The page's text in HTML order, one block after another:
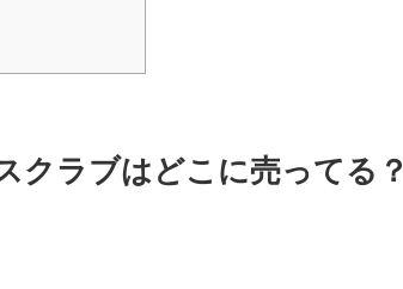
クラブはどこに売ってる？